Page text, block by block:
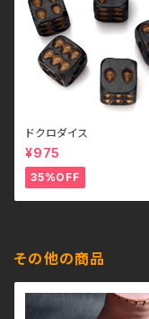
ドクロダイス
¥975
35%OFF
その他の商品